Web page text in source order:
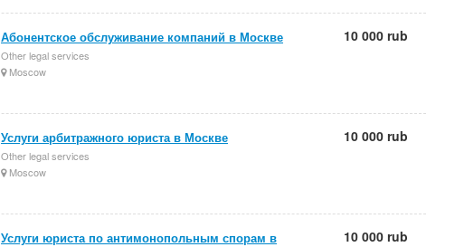
Абонентское обслуживание компаний в Москве
Other legal services
Moscow
10 000 rub
Услуги арбитражного юриста в Москве
Other legal services
Moscow
10 000 rub
Услуги юриста по антимонопольным спорам в
10 000 rub